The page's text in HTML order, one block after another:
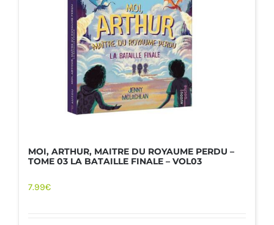
MOI, ARTHUR, MAITRE DU ROYAUME PERDU –
TOME 03 LA BATAILLE FINALE – VOL03
7.99€